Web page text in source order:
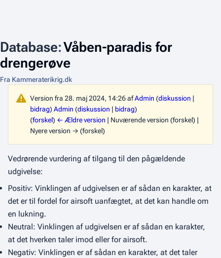
Database:Våben-paradis for
drengerøve
Fra Kammeraterikrig.dk
Version fra 28. maj 2024, 14:26 afAdmin (diskussion |
bidrag) Admin (diskussion | bidrag)
(forskel) ← Ældre version | Nuværende version (forskel) |
Nyere version → (forskel)
Vedrørende vurdering af tilgang til den pågældende
udgivelse:
Positiv: Vinklingen af udgivelsen er af sådan en karakter, at
det er til fordel for airsoft uanfægtet, at det kan handle om
en lukning.
Neutral: Vinklingen af udgivelsen er af sådan en karakter,
at det hverken taler imod eller for airsoft.
Negativ: Vinklingen er af sådan en karakter, at det taler